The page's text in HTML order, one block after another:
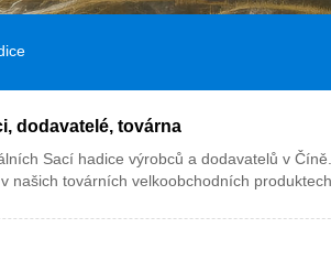
dodavatelé, továrna
Sací hadice výrobců a dodavatelů v
našich továrních velkoobchodních